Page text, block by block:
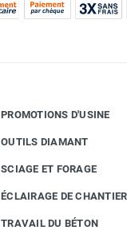
PROMOTIONS D'USINE
OUTILS DIAMANT
SCIAGE ET FORAGE
ÉCLAIRAGE DE CHANTIER
TRAVAIL DU BÉTON